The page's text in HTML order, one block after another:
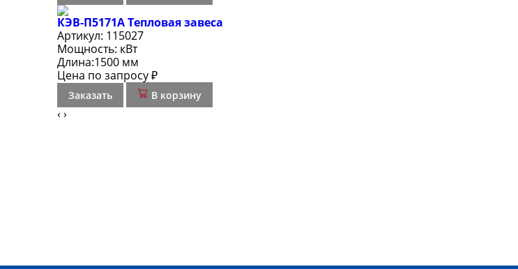
КЭВ-П5171А Тепловая завеса
Артикул: 115027
Мощность: кВт
Длина:1500 мм
Цена по запросу ₽
Заказать В корзину
‹ ›